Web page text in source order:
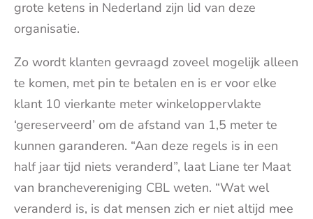
grote ketens in Nederland zijn lid van deze
organisatie.
Zo wordt klanten gevraagd zoveel mogelijk alleen
te komen, met pin te betalen en is er voor elke
klant 10 vierkante meter winkeloppervlakte
‘gereserveerd’ om de afstand van 1,5 meter te
kunnen garanderen. “Aan deze regels is in een
half jaar tijd niets veranderd”, laat Liane ter Maat
van branchevereniging CBL weten. “Wat wel
veranderd is, is dat mensen zich er niet altijd mee